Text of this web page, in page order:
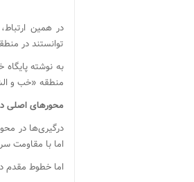
در همین
توانستند در
به نوشته
منطقه «خب و
محورهای اصلی
درگیری‌ها در
اما با مقاومت
اما خطوط مقدم